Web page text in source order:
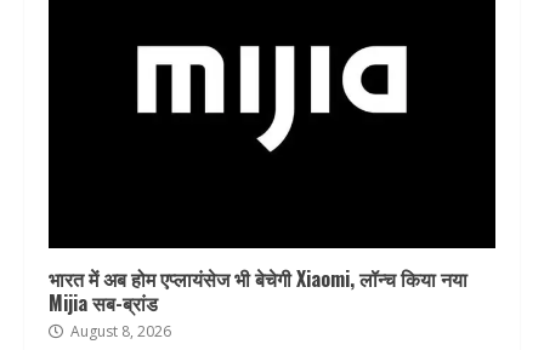
भारत में अब होम एप्लायंसेज भी बेचेगी Xiaomi, लॉन्च किया नया
Mijia सब-ब्रांड
August 8, 2026